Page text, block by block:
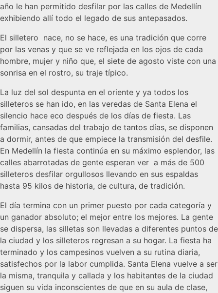
año le han permitido desfilar por las calles de Medellín
exhibiendo allí todo el legado de sus antepasados.
El silletero nace, no se hace, es una tradición que corre
por las venas y que se ve reflejada en los ojos de cada
hombre, mujer y niño que, el siete de agosto viste con una
sonrisa en el rostro, su traje típico.
La luz del sol despunta en el oriente y ya todos los
silleteros se han ido, en las veredas de Santa Elena el
silencio hace eco después de los días de fiesta. Las
familias, cansadas del trabajo de tantos días, se disponen
a dormir, antes de que empiece la transmisión del desfile.
En Medellín la fiesta continúa en su máximo esplendor, las
calles abarrotadas de gente esperan ver a más de 500
silleteros desfilar orgullosos llevando en sus espaldas
hasta 95 kilos de historia, de cultura, de tradición.
El día termina con un primer puesto por cada categoría y
un ganador absoluto; el mejor entre los mejores. La gente
se dispersa, las silletas son llevadas a diferentes puntos de
la ciudad y los silleteros regresan a su hogar. La fiesta ha
terminado y los campesinos vuelven a su rutina diaria,
satisfechos por la labor cumplida. Santa Elena vuelve a ser
la misma, tranquila y callada y los habitantes de la ciudad
siguen su vida inconscientes de que en su aula de clase,